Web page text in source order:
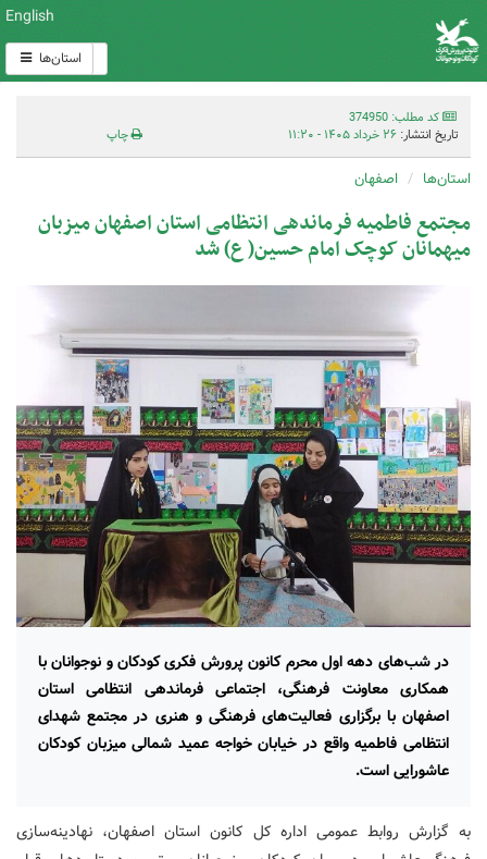
English
استان‌ها
کد مطلب: 374950
تاریخ انتشار: ۲۶ خرداد ۱۴۰۵ - ۱۱:۲۰ چاپ
استان‌ها اصفهان
مجتمع فاطمیه فرماندهی انتظامی استان اصفهان میزبان
میهمانان کوچک امام حسین( ع) شد
در شب‌های دهه اول محرم کانون پرورش فکری کودکان و نوجوانان با
همکاری معاونت فرهنگی، اجتماعی فرماندهی انتظامی استان
اصفهان با برگزاری فعالیت‌های فرهنگی و هنری در مجتمع شهدای
انتظامی فاطمیه واقع در خیابان خواجه عمید شمالی میزبان کودکان
عاشورایی است.
به گزارش روابط عمومی اداره کل کانون استان اصفهان، نهادینه‌سازی